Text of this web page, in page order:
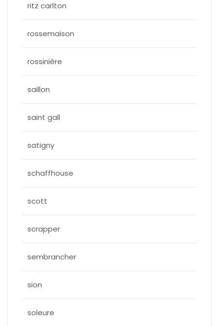
ritz carlton
rossemaison
rossinière
saillon
saint gall
satigny
schaffhouse
scott
scrapper
sembrancher
sion
soleure